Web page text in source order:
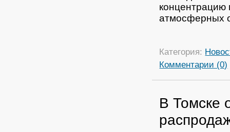
концентрацию
атмосферных
Категория:
Комментарии (0)
В Томске